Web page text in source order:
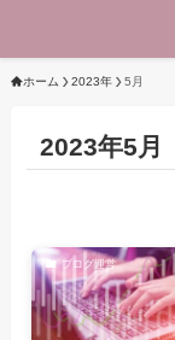
ホーム 2023年 5月
2023年5月
ブログ運営